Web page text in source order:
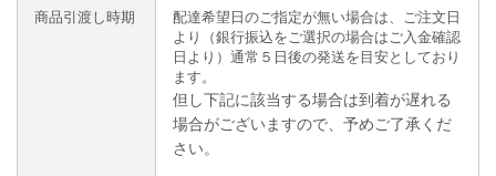
商品引渡し時期
配達希望日のご指定が無い場合は、ご注文日
より（銀行振込をご選択の場合はご入金確認
日より）通常５日後の発送を目安としており
ます。
但し下記に該当する場合は到着が遅れる
場合がございますので、予めご了承くだ
さい。